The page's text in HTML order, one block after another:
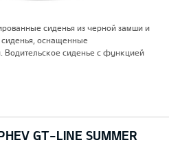
сиденья из черной замши и
сиденья, оснащенные
Водительское сиденье с функцией
GT-LINE SUMMER